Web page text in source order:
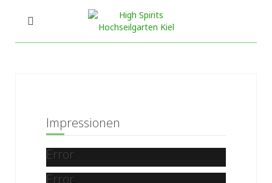
Impressionen
Error
Error